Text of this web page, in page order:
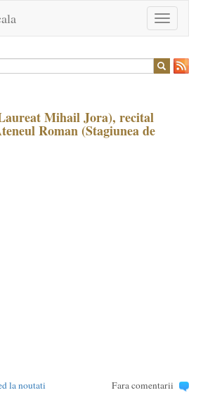
Toggle
navigation
Mihail Jora), recital
Roman (Stagiunea de
la noutati Fara comentarii